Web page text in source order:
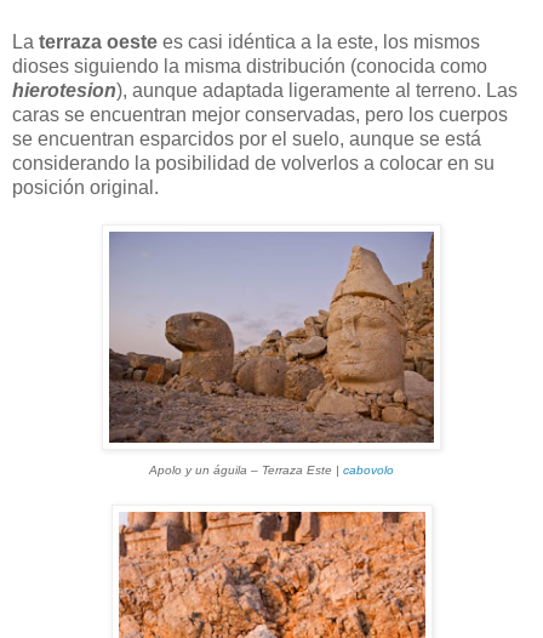
La terraza oeste es casi idéntica a la este, los mismos
dioses siguiendo la misma distribución (conocida como
hierotesion), aunque adaptada ligeramente al terreno. Las
caras se encuentran mejor conservadas, pero los cuerpos
se encuentran esparcidos por el suelo, aunque se está
considerando la posibilidad de volverlos a colocar en su
posición original.
Apolo y un águila – Terraza Este | cabovolo